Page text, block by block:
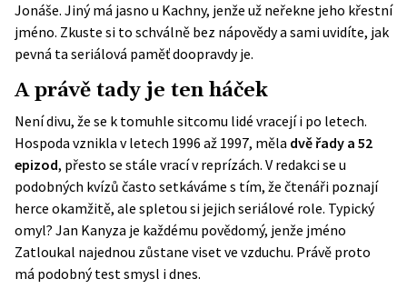
Jonáše. Jiný má jasno u Kachny, jenže už neřekne jeho křestní
jméno. Zkuste si to schválně bez nápovědy a sami uvidíte, jak
pevná ta seriálová paměť doopravdy je.
A právě tady je ten háček
Není divu, že se k tomuhle sitcomu lidé vracejí i po letech.
Hospoda vznikla v letech 1996 až 1997, měla dvě řady a 52
epizod, přesto se stále vrací v reprízách. V redakci se u
podobných kvízů často setkáváme s tím, že čtenáři poznají
herce okamžitě, ale spletou si jejich seriálové role. Typický
omyl? Jan Kanyza je každému povědomý, jenže jméno
Zatloukal najednou zůstane viset ve vzduchu. Právě proto
má podobný test smysl i dnes.